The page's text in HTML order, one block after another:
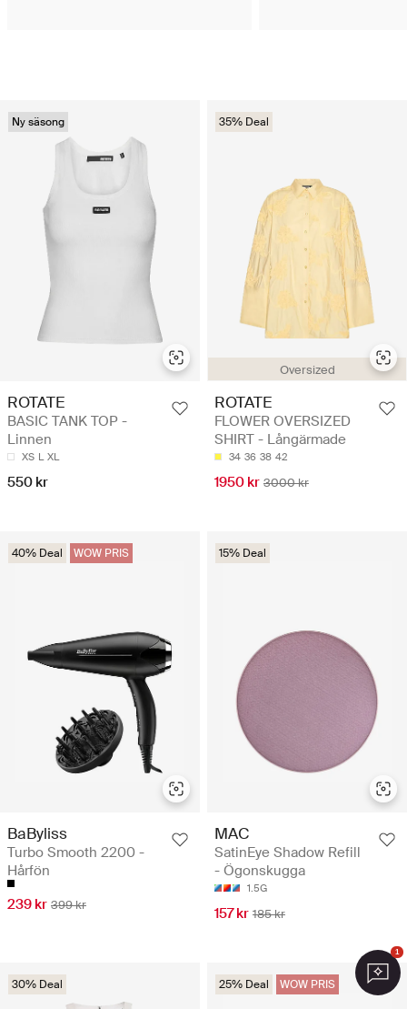
Ny säsong
ROTATE
BASIC TANK TOP -
Linnen
XS L XL
550 kr
Oversized
35% Deal
ROTATE
FLOWER OVERSIZED
SHIRT - Långärmade
34 36 38 42
1950 kr 3000 kr
40% Deal WOW PRIS
BaByliss
Turbo Smooth 2200 -
Hårfön
239 kr 399 kr
15% Deal
MAC
SatinEye Shadow Refill
- Ögonskugga
1.5G
157 kr 185 kr
30% Deal 25% Deal WOW PRIS
1